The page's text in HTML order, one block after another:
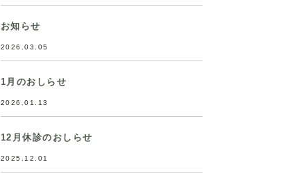
お知らせ
2026.03.05
1月のおしらせ
2026.01.13
12月休診のおしらせ
2025.12.01